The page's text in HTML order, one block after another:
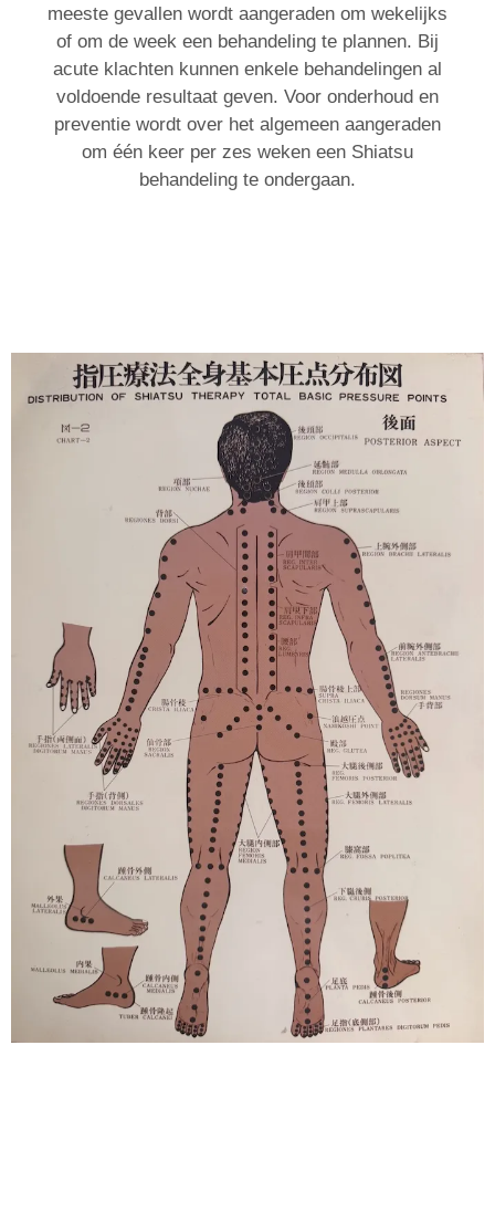
meeste gevallen wordt aangeraden om wekelijks
of om de week een behandeling te plannen. Bij
acute klachten kunnen enkele behandelingen al
voldoende resultaat geven. Voor onderhoud en
preventie wordt over het algemeen aangeraden
om één keer per zes weken een Shiatsu
behandeling te ondergaan.